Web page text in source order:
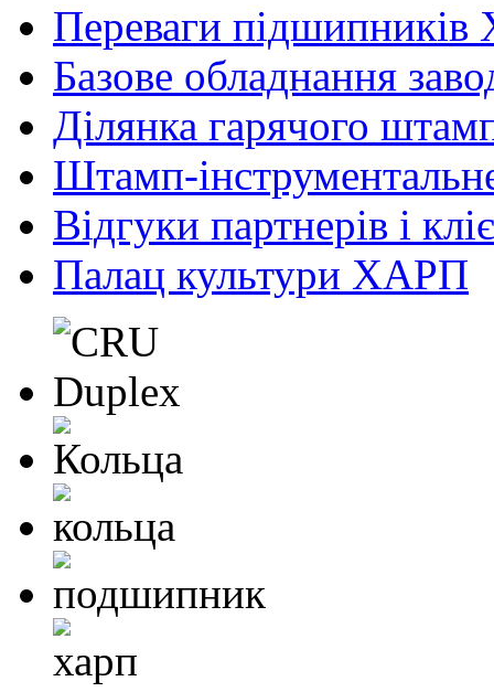
Переваги
Базове обладнання
Ділянка гарячого
Штамп-
Відгуки партнерів і
Палац культури ХАРП